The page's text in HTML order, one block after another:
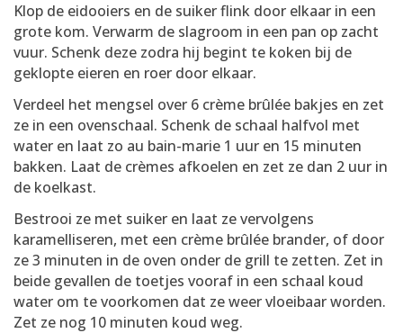
Klop de eidooiers en de suiker flink door elkaar in een
grote kom. Verwarm de slagroom in een pan op zacht
vuur. Schenk deze zodra hij begint te koken bij de
geklopte eieren en roer door elkaar.
Verdeel het mengsel over 6 crème brûlée bakjes en zet
ze in een ovenschaal. Schenk de schaal halfvol met
water en laat zo au bain-marie 1 uur en 15 minuten
bakken. Laat de crèmes afkoelen en zet ze dan 2 uur in
de koelkast.
Bestrooi ze met suiker en laat ze vervolgens
karamelliseren, met een crème brûlée brander, of door
ze 3 minuten in de oven onder de grill te zetten. Zet in
beide gevallen de toetjes vooraf in een schaal koud
water om te voorkomen dat ze weer vloeibaar worden.
Zet ze nog 10 minuten koud weg.